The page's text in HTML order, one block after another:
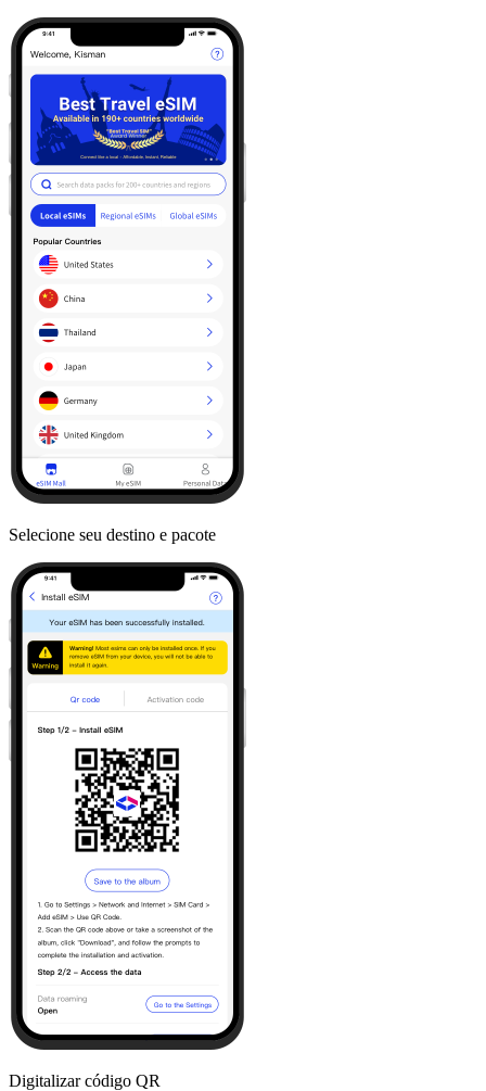
Selecione seu destino e pacote
Digitalizar código QR